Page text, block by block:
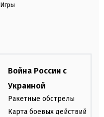
Игры
Война России с
Украиной
Ракетные обстрелы
Карта боевых действий